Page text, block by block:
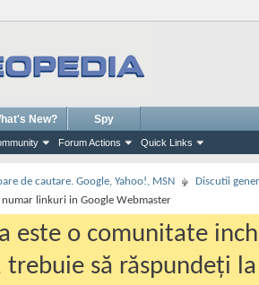
Forum Actions Quick Links
New? Spy
de cautare. Google, Yahoo!, MSN
Discutii
numar linkuri in Google Webmaster
este o comunitate
trebuie să răspundeți